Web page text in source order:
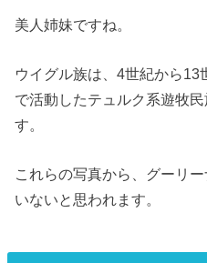
美人姉妹ですね。
ウイグル族は、4世紀から13
で活動したテュルク系遊牧
す。
これらの写真から、グーリ
いないと思われます。